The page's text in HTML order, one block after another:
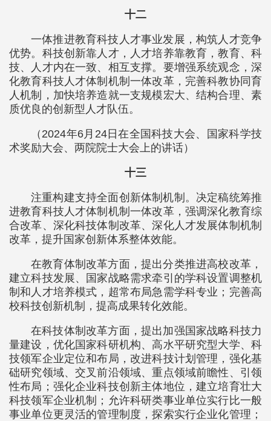
十二
一体推进教育科技人才事业发展，构筑人才竞争
优势。科技创新靠人才，人才培养靠教育，教育、科
技、人才内在一致、相互支撑。要增强系统观念，深
化教育科技人才体制机制一体改革，完善科教协同育
人机制，加快培养造就一支规模宏大、结构合理、素
质优良的创新型人才队伍。
（2024年6月24日在全国科技大会、国家科学技
术奖励大会、两院院士大会上的讲话）
十三
注重构建支持全面创新体制机制。决定稿统筹推
进教育科技人才体制机制一体改革，强调深化教育综
合改革、深化科技体制改革、深化人才发展体制机制
改革，提升国家创新体系整体效能。
在教育体制改革方面，提出分类推进高校改革，
建立科技发展、国家战略需求牵引的学科设置调整机
制和人才培养模式，超常布局急需学科专业；完善高
校科技创新机制，提高成果转化效能。
在科技体制改革方面，提出加强国家战略科技力
量建设，优化国家科研机构、高水平研究型大学、科
技领军企业定位和布局，改进科技计划管理，强化基
础研究领域、交叉前沿领域、重点领域前瞻性、引领
性布局；强化企业科技创新主体地位，建立培育壮大
科技领军企业机制；允许科研类事业单位实行比一般
事业单位更灵活的管理制度，探索实行企业化管理；